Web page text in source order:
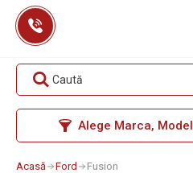
Skip
content
Caută
Alege Marca, Model
Acasă Ford Fusion